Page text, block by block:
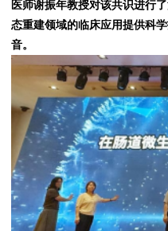
医师谢振年教授对该共识进行
态重建领域的临床应用提供科
音。